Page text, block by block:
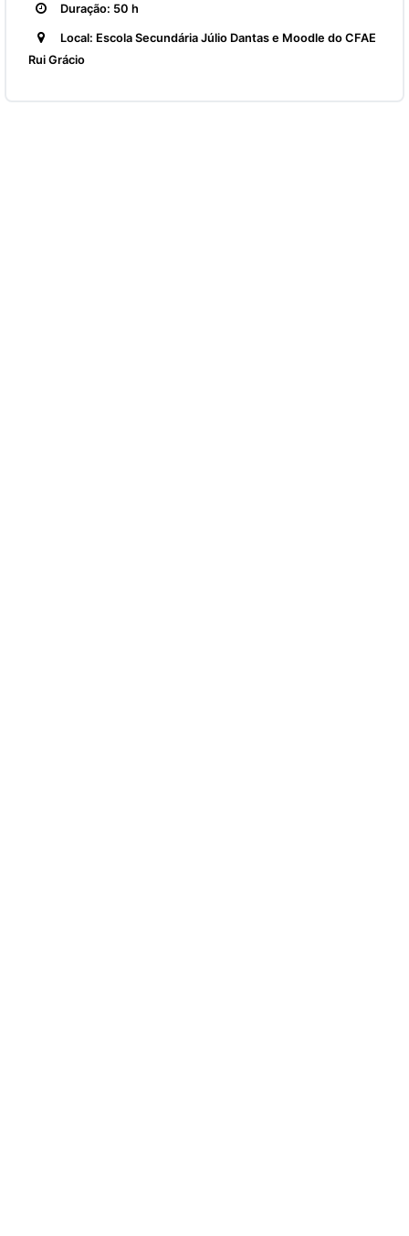
Duração: 50 h
Local: Escola Secundária Júlio Dantas e Moodle do CFAE
Rui Grácio